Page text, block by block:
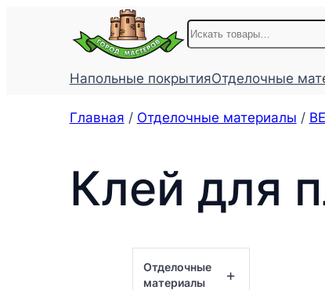
содержимому
Поиск
Напольные покрытияОтделочные
Главная / Отделочные материалы /
Клей для
+
Отделочные
материалы